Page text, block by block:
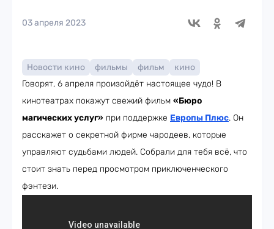
03 апреля 2023
Новости кино фильмы фильм
кино
Говорят, 6 апреля произойдёт настоящее чудо! В
кинотеатрах покажут свежий фильм «Бюро
магических услуг» при поддержке Европы Плюс. Он
расскажет о секретной фирме чародеев, которые
управляют судьбами людей. Собрали для тебя всё, что
стоит знать перед просмотром приключенческого
фэнтези.